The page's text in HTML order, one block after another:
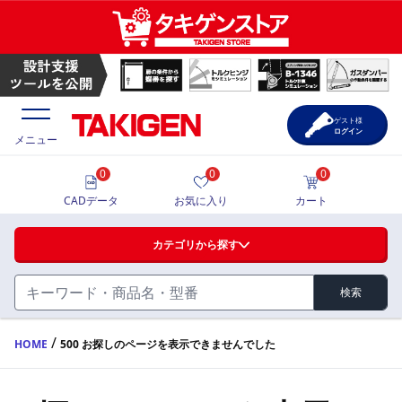
ハンドル・取手・つまみ・周辺機器
FA・A
蝶番・ステー・周辺機器
価格一覧
製品カタログ
メニュー
カテゴリから探す
検索
0
CADデータ
0
お気に入り
0
カート
ゲスト様
ログイン
HOME / 500 お探しのページを表示できませんでした